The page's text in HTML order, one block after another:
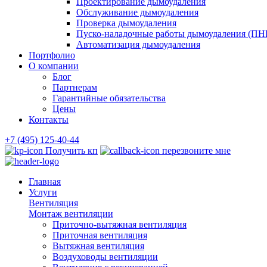
Обслуживание дымоудаления
Проверка дымоудаления
Пуско-наладочные работы дымоудаления
Автоматизация дымоудаления
Портфолио
О компании
Блог
Партнерам
Гарантийные обязательства
Цены
Контакты
+7 (495) 125-40-44
Получить кп
перезвоните мне
Главная
Услуги
Вентиляция
Монтаж вентиляции
Приточно-вытяжная вентиляция
Приточная вентиляция
Вытяжная вентиляция
Воздуховоды вентиляции